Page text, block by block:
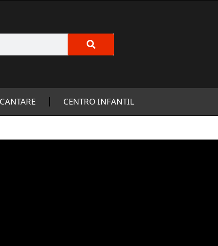
CENTRO INFANTIL